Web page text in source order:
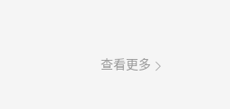
查看更多